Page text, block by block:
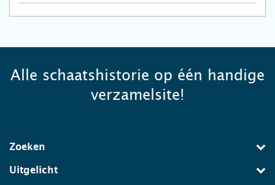
Alle schaatshistorie op één handige
verzamelsite!
Zoeken
Uitgelicht